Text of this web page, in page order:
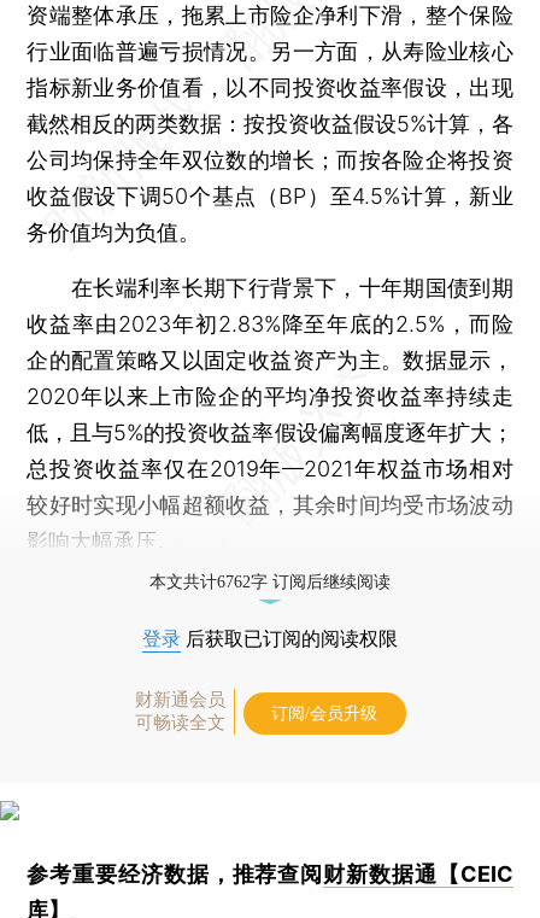
资端整体承压，拖累上市险企净利下滑，整个保险
行业面临普遍亏损情况。另一方面，从寿险业核心
指标新业务价值看，以不同投资收益率假设，出现
截然相反的两类数据：按投资收益假设5%计算，各
公司均保持全年双位数的增长；而按各险企将投资
收益假设下调50个基点（BP）至4.5%计算，新业
务价值均为负值。
在长端利率长期下行背景下，十年期国债到期
收益率由2023年初2.83%降至年底的2.5%，而险
企的配置策略又以固定收益资产为主。数据显示，
2020年以来上市险企的平均净投资收益率持续走
低，且与5%的投资收益率假设偏离幅度逐年扩大；
总投资收益率仅在2019年—2021年权益市场相对
较好时实现小幅超额收益，其余时间均受市场波动
影响大幅承压。
本文共计6762字 订阅后继续阅读
登录 后获取已订阅的阅读权限
财新通会员
可畅读全文
订阅/会员升级
参考重要经济数据，推荐查阅 财新数据通【CEIC
库】